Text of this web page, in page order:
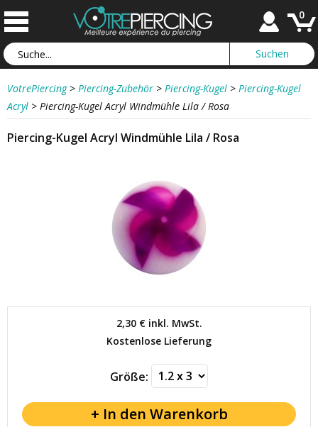
0
VotrePiercing > Piercing-Zubehör > Piercing-Kugel > Piercing-Kugel
Acryl > Piercing-Kugel Acryl Windmühle Lila / Rosa
Piercing-Kugel Acryl Windmühle Lila / Rosa
2,30 €inkl. MwSt.
Kostenlose Lieferung
Größe: